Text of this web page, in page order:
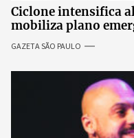
Ciclone intensifica
mobiliza plano
impactos no
GAZETA SÃO PAULO